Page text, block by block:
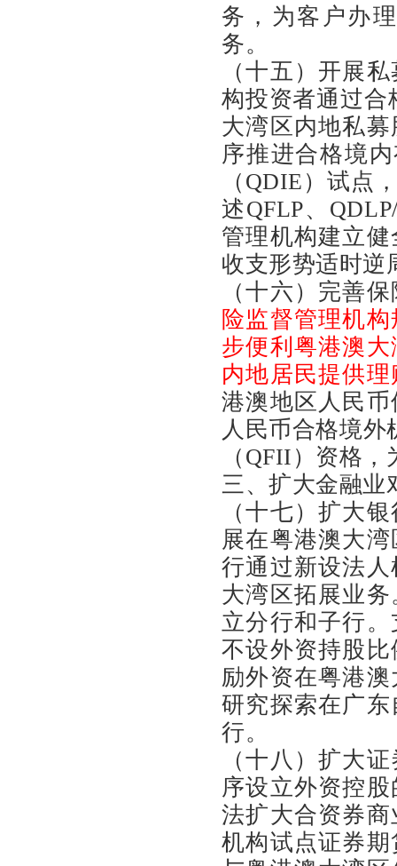
务，为客户办
务。
（十五）开展
构投资者通过合
大湾区内地私
序推进合格境
（QDIE）试点
述QFLP、
管理机构建立
收支形势适时逆
（十六）完善
险监督管理机
步便利粤港澳
内地居民提供
港澳地区人民
人民币合格境
（QFII）资格
三、扩大金融业
（十七）扩大
展在粤港澳大
行通过新设法
大湾区拓展业
立分行和子行
不设外资持股
励外资在粤港
研究探索在广
行。
（十八）扩大
序设立外资控
法扩大合资券
机构试点证券